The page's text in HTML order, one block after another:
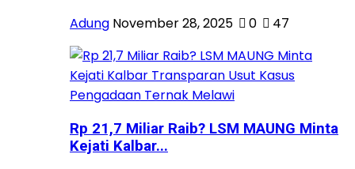
Adung November 28, 2025 0 47
Rp 21,7 Miliar Raib? LSM MAUNG Minta
Kejati Kalbar...